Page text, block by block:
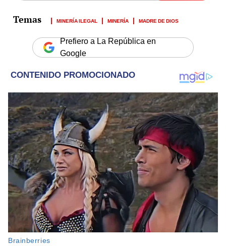
MINERÍA ILEGAL MINERÍA MADRE DE DIOS
Prefiero a La República en
Google